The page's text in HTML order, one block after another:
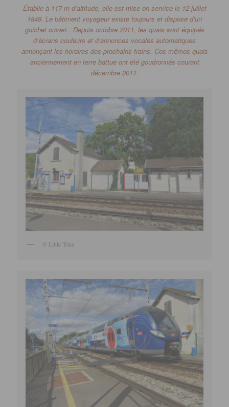
Établie à 117 m d’altitude, elle est miseen service le 12 juillet
1849. Le bâtiment voyageur existe toujours et dispose d’un
guichet ouvert . Depuis octobre 2011, les quais sont équipés
d’écrans couleurs et d’annonces vocales automatiques
annonçant les horaires des prochains trains. Ces mêmes quais
anciennement en terre battue ont été goudronnés courant
décembre 2011.
© Little Trice